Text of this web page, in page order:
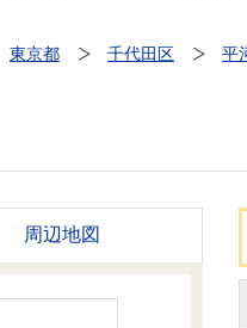
新築・中古一戸建
売却相談
店舗のご案内（名古屋）
会社概要
組織図
キャリア採用情報
東京都 千代田区 平
周辺地図